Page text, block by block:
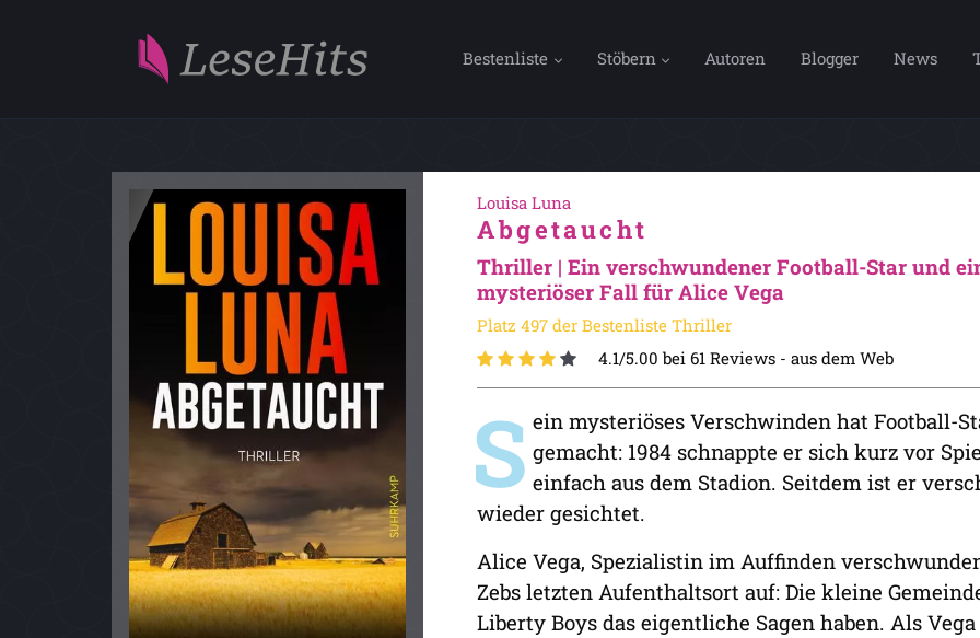
Bestenliste Stöbern Autoren Blogger News
Louisa Luna
Abgetaucht
Thriller | Ein verschwundener Football-Star und
mysteriöser Fall für Alice Vega
Platz 497 der Bestenliste Thriller
4.1/5.00 bei 61 Reviews - aus dem Web
S ein mysteriöses Verschwinden hat Football-
gemacht: 1984 schnappte er sich kurz vor
einfach aus dem Stadion. Seitdem ist er
wieder gesichtet.
Alice Vega, Spezialistin im Auffinden
Zebs letzten Aufenthaltsort auf: Die kleine
Liberty Boys das eigentliche Sagen haben. Als